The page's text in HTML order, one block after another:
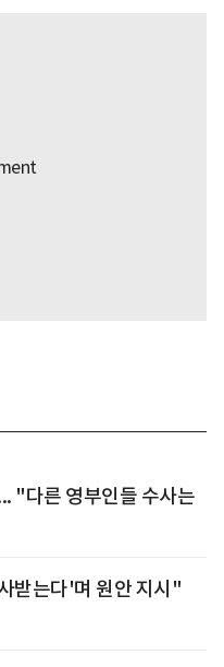
"다른 영부인들 수사는
받는다'며 원안 지시"